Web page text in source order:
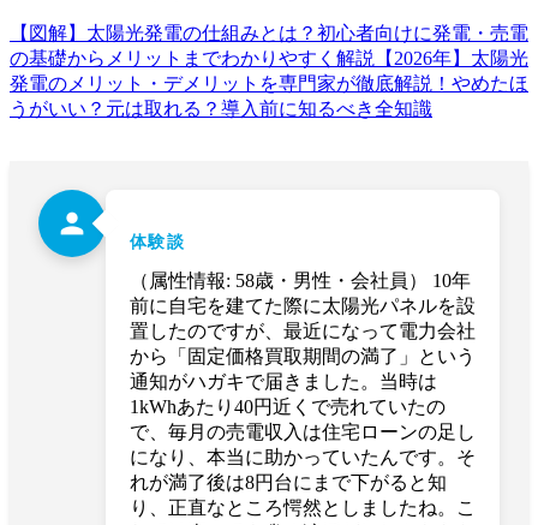
【図解】太陽光発電の仕組みとは？初心者向けに発電・売電
の基礎からメリットまでわかりやすく解説
【2026年】太陽光
発電のメリット・デメリットを専門家が徹底解説！やめたほ
うがいい？元は取れる？導入前に知るべき全知識
person
体験談
（属性情報: 58歳・男性・会社員） 10年
前に自宅を建てた際に太陽光パネルを設
置したのですが、最近になって電力会社
から「固定価格買取期間の満了」という
通知がハガキで届きました。当時は
1kWhあたり40円近くで売れていたの
で、毎月の売電収入は住宅ローンの足し
になり、本当に助かっていたんです。そ
れが満了後は8円台にまで下がると知
り、正直なところ愕然としましたね。こ